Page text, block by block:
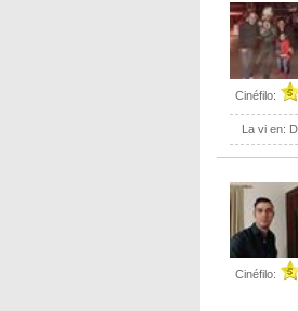
Cinéfilo:
La vi en:
Cinéfilo: